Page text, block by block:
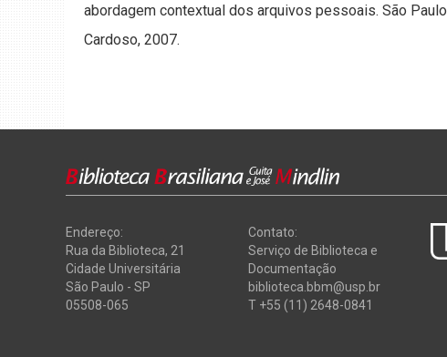
abordagem contextual dos arquivos pessoais. São
Cardoso, 2007.
Endereço:
Rua da Biblioteca, 21
Cidade Universitária
São Paulo - SP
05508-065
Contato:
Serviço de Biblioteca e
Documentação
biblioteca.bbm@usp.br
T +55 (11) 2648-0841